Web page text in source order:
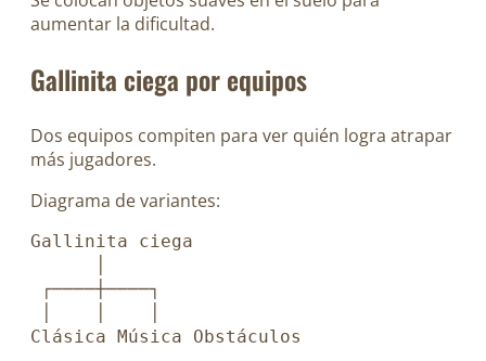
aumentar la dificultad.
Gallinita ciega por equipos
Dos equipos compiten para ver quién logra atrapar
más jugadores.
Diagrama de variantes:
Gallinita ciega
┌────┼────┐
Clásica Música Obstáculos